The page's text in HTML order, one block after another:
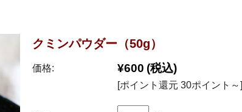
クミンパウダー（50g）
価格: ¥600 (税込)
[ポイント還元 30ポイント～]